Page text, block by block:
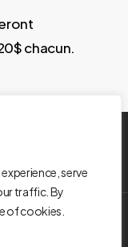
serve
traffic. By
of cookies.
chacun.
d’Air KRTB de